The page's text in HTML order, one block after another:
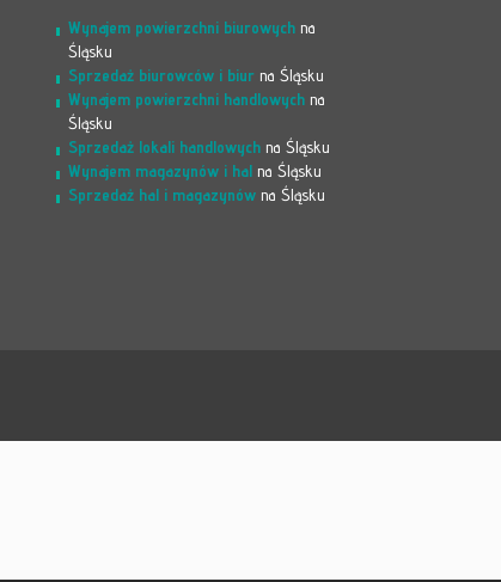
Wynajem powierzchni biurowych na
Śląsku
Sprzedaż biurowców i biur na Śląsku
Wynajem powierzchni handlowych na
Śląsku
Sprzedaż lokali handlowych na Śląsku
Wynajem magazynów i hal na Śląsku
Sprzedaż hal i magazynów na Śląsku